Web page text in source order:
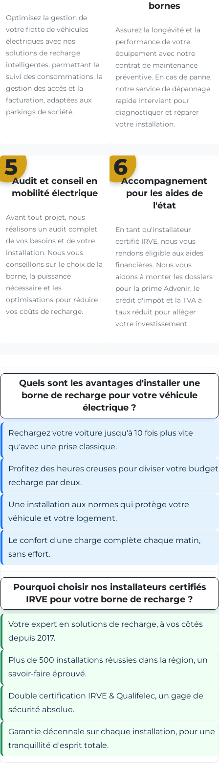
Optimisez la gestion de
votre flotte de véhicules
électriques avec nos
solutions de recharge
intelligentes, permettant le
suivi des consommations, la
gestion des accès et la
facturation, adaptées aux
parkings de société.
bornes
Assurez la longévité et la
performance de votre
équipement avec notre
contrat de maintenance
préventive. En cas de panne,
notre service de dépannage
rapide intervient pour
diagnostiquer et réparer
votre installation.
5
Audit et conseil en
mobilité électrique
Avant tout projet, nous
réalisons un audit complet
de vos besoins et de votre
installation. Nous vous
conseillons sur le choix de la
borne, la puissance
nécessaire et les
optimisations pour réduire
vos coûts de recharge.
6
Accompagnement
pour les aides de
l'état
En tant qu'installateur
certifié IRVE, nous vous
rendons éligible aux aides
financières. Nous vous
aidons à monter les dossiers
pour la prime Advenir, le
crédit d'impôt et la TVA à
taux réduit pour alléger
votre investissement.
Quels sont les avantages d'installer une
borne de recharge pour votre véhicule
électrique ?
Rechargez votre voiture jusqu'à 10 fois plus vite
qu'avec une prise classique.
Profitez des heures creuses pour diviser votre budget
recharge par deux.
Une installation aux normes qui protège votre
véhicule et votre logement.
Le confort d'une charge complète chaque matin,
sans effort.
Pourquoi choisir nos installateurs certifiés
IRVE pour votre borne de recharge ?
Votre expert en solutions de recharge, à vos côtés
depuis 2017.
Plus de 500 installations réussies dans la région, un
savoir-faire éprouvé.
Double certification IRVE & Qualifelec, un gage de
sécurité absolue.
Garantie décennale sur chaque installation, pour une
tranquillité d'esprit totale.